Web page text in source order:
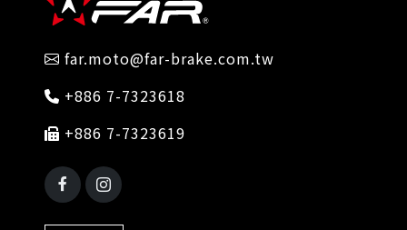
far.moto@far-brake.com.tw
+886 7-7323618
+886 7-7323619